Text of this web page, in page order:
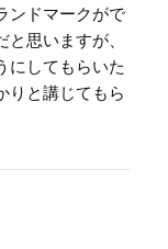
ンドマークがで
思いますが、
にしてもらいた
りと講じてもら